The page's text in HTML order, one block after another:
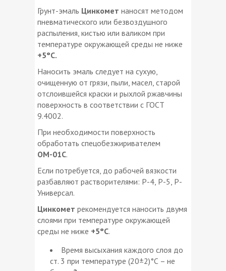
Грунт-эмаль Цинкомет наносят методом
пневматического или безвоздушного
распыления, кистью или валиком при
температуре окружающей среды не ниже
+5°С.
Наносить эмаль следует на сухую,
очищенную от грязи, пыли, масел, старой
отслоившейся краски и рыхлой ржавчины
поверхность в соответствии с ГОСТ
9.4002.
При необходимости поверхность
обработать спецобезжиривателем
ОМ-01С.
Если потребуется, до рабочей вязкости
разбавляют растворителями: Р-4, Р-5, Р-
Универсал.
Цинкомет рекомендуется наносить двумя
слоями при температуре окружающей
среды не ниже +5°С.
Время высыхания каждого слоя до
ст. 3 при температуре (20±2)°С – не